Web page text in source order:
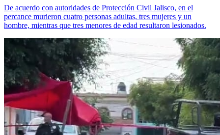
De acuerdo con autoridades de Protección Civil Jalisco, en el
percance murieron cuatro personas adultas, tres mujeres y un
hombre, mientras que tres menores de edad resultaron lesionados.